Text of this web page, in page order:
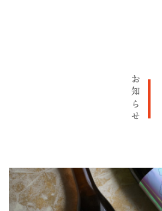
会社概要
お知らせ
商品紹介
お知らせ